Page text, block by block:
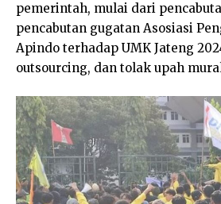
pemerintah, mulai dari
pencabutan gugatan Asosiasi
Apindo terhadap UMK Jateng
outsourcing, dan tolak upah